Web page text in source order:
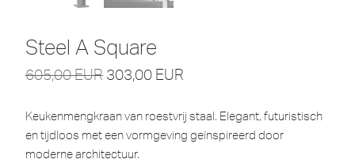
Steel A Square
605,00EUR 303,00 EUR
Keukenmengkraan van roestvrij staal. Elegant, futuristisch
en tijdloos met een vormgeving geïnspireerd door
moderne architectuur.